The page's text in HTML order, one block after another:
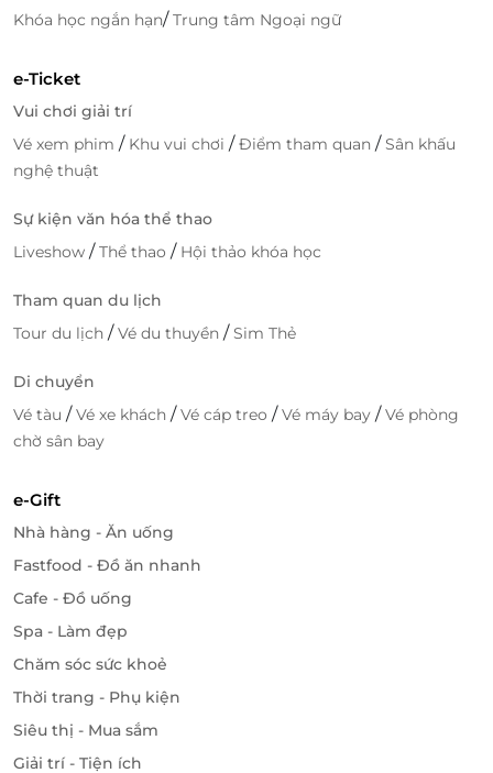
Khóa học ngắn hạn/Trung tâm Ngoại ngữ
e-Ticket
Vui chơi giải trí
Vé xem phim / Khu vui chơi /Điểm tham quan /Sân khấu
nghệ thuật
Sự kiện văn hóa thể thao
Liveshow /Thể thao / Hội thảo khóa học
Tham quan du lịch
Tour du lịch /Vé du thuyền /Sim Thẻ
Di chuyển
Vé tàu /Vé xe khách /Vé cáp treo /Vé máy bay /Vé phòng
chờ sân bay
e-Gift
Nhà hàng - Ăn uống
Fastfood - Đồ ăn nhanh
Cafe - Đồ uống
Spa - Làm đẹp
Chăm sóc sức khoẻ
Thời trang - Phụ kiện
Siêu thị - Mua sắm
Giải trí - Tiện ích